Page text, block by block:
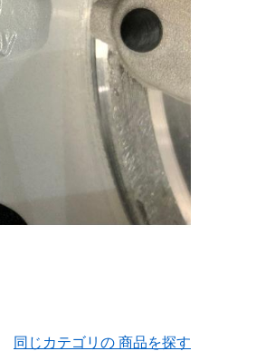
同じカテゴリの 商品を探す